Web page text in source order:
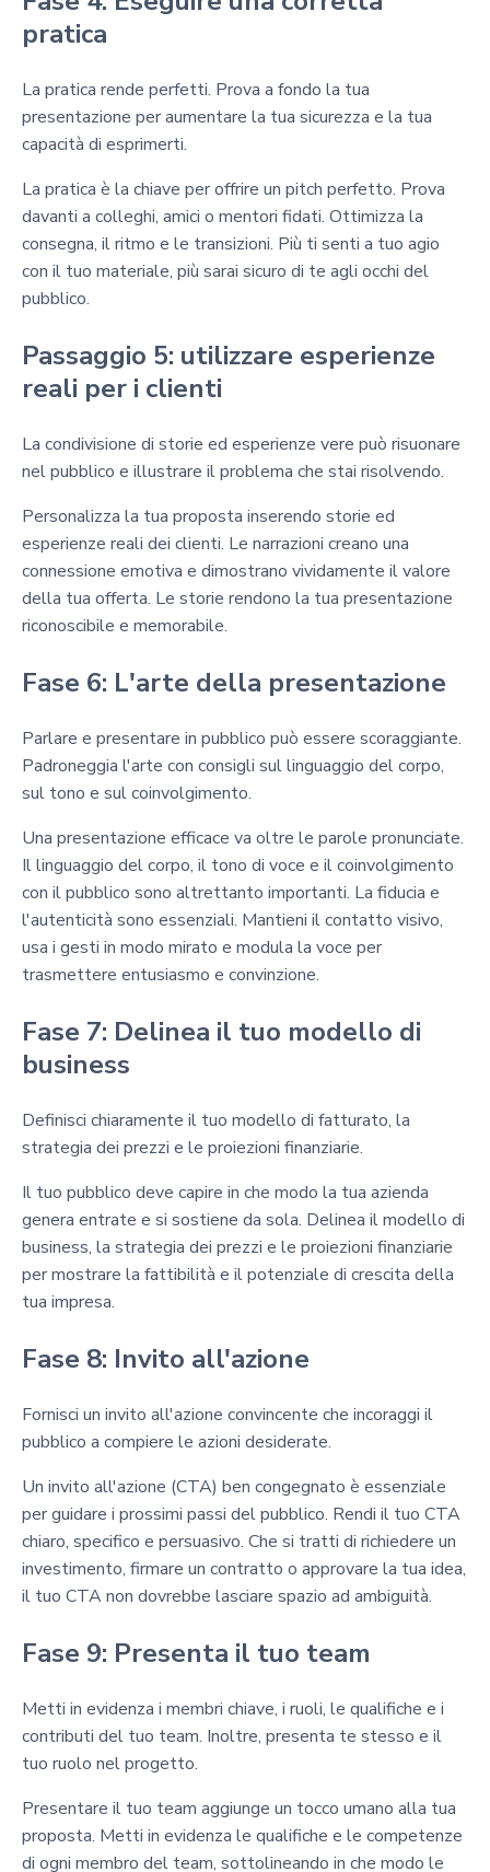
pratica
La pratica rende perfetti. Prova a fondo la tua
presentazione per aumentare la tua sicurezza e la tua
capacità di esprimerti.
La pratica è la chiave per offrire un pitch perfetto. Prova
davanti a colleghi, amici o mentori fidati. Ottimizza la
consegna, il ritmo e le transizioni. Più ti senti a tuo agio
con il tuo materiale, più sarai sicuro di te agli occhi del
pubblico.
Passaggio 5: utilizzare esperienze
reali per i clienti
La condivisione di storie ed esperienze vere può risuonare
nel pubblico e illustrare il problema che stai risolvendo.
Personalizza la tua proposta inserendo storie ed
esperienze reali dei clienti. Le narrazioni creano una
connessione emotiva e dimostrano vividamente il valore
della tua offerta. Le storie rendono la tua presentazione
riconoscibile e memorabile.
Fase 6: L'arte della presentazione
Parlare e presentare in pubblico può essere scoraggiante.
Padroneggia l'arte con consigli sul linguaggio del corpo,
sul tono e sul coinvolgimento.
Una presentazione efficace va oltre le parole pronunciate.
Il linguaggio del corpo, il tono di voce e il coinvolgimento
con il pubblico sono altrettanto importanti. La fiducia e
l'autenticità sono essenziali. Mantieni il contatto visivo,
usa i gesti in modo mirato e modula la voce per
trasmettere entusiasmo e convinzione.
Fase 7: Delinea il tuo modello di
business
Definisci chiaramente il tuo modello di fatturato, la
strategia dei prezzi e le proiezioni finanziarie.
Il tuo pubblico deve capire in che modo la tua azienda
genera entrate e si sostiene da sola. Delinea il modello di
business, la strategia dei prezzi e le proiezioni finanziarie
per mostrare la fattibilità e il potenziale di crescita della
tua impresa.
Fase 8: Invito all'azione
Fornisci un invito all'azione convincente che incoraggi il
pubblico a compiere le azioni desiderate.
Un invito all'azione (CTA) ben congegnato è essenziale
per guidare i prossimi passi del pubblico. Rendi il tuo CTA
chiaro, specifico e persuasivo. Che si tratti di richiedere un
investimento, firmare un contratto o approvare la tua idea,
il tuo CTA non dovrebbe lasciare spazio ad ambiguità.
Fase 9: Presenta il tuo team
Metti in evidenza i membri chiave, i ruoli, le qualifiche e i
contributi del tuo team. Inoltre, presenta te stesso e il
tuo ruolo nel progetto.
Presentare il tuo team aggiunge un tocco umano alla tua
proposta. Metti in evidenza le qualifiche e le competenze
di ogni membro del team, sottolineando in che modo le